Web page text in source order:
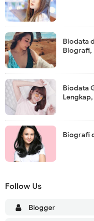
Biodata
Biografi,
Biodata
Biografi
Follow Us
Blogger